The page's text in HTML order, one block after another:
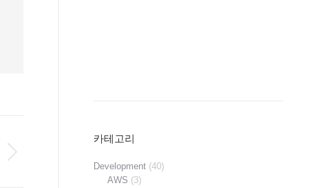
카테고리
Development (40)
AWS (3)